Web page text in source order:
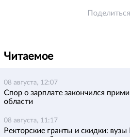
Поделиться
Читаемое
08 августа, 12:07
Спор о зарплате закончился
области
08 августа, 11:17
Ректорские гранты и скидки: вузы